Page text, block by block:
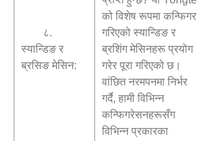
८.
स्यान्डिङ र
ब्रसिङ मेसिन:
को विशेष रूपमा कन्फिगर
गरिएको स्यान्डिङ र
ब्रशिंग मेसिनहरू प्रयोग
गरेर पूरा गरिएको छ।
वांछित नरमपनमा निर्भर
गर्दै, हामी विभिन्न
कन्फिगरेसनहरूसँग
विभिन्न प्रकारका